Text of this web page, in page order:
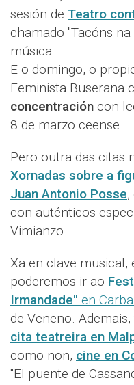
sesión de Teatro
chamado "Tacóns
música.
E o domingo, o
Feminista Buserana
concentración con
8 de marzo ceense.
Pero outra das citas
Xornadas sobre a
Juan Antonio Posse,
con auténticos
Vimianzo.
Xa en clave musical,
poderemos ir ao
Irmandade" en
de Veneno.
cita teatreira en
como non, cine en
"El puente de